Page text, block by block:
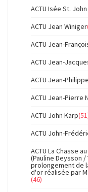
ACTU Isée St.
ACTU Jean Winiger
ACTU Jean-
ACTU Jean-
ACTU Jean-
ACTU Jean-Pierre
ACTU John Karp
ACTU John-
ACTU La Chasse
(Pauline Deysson
prolongement de
d'or réalisée par
(46)